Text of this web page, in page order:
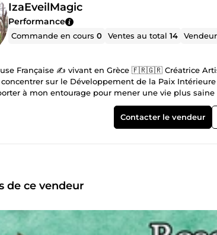
IzaEveilMagic
Performance
Commande en cours0 Ventes au total14
🇫🇷🇬🇷 Créatrice Artistique, Zéro Déchets et Créatrice Digitale 👨‍🎨 Ma Mission : ✔️
sur le Développement de la Paix
une vie plus saine et plus paisible. ✔️ Penser de Manière Positive et Optimiste
Contacter le vendeur
de ce vendeur